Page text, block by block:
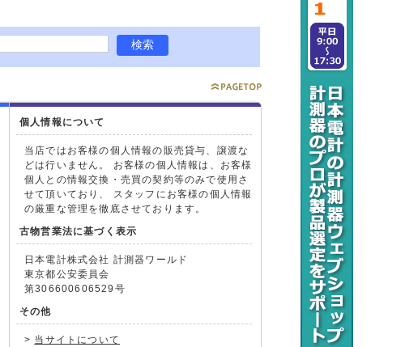
個人情報について
当店ではお客様の個人情報の販売貸与、譲渡な
どは行いません。 お客様の個人情報は、お客様
個人との情報交換・売買の契約等のみで使用さ
せて頂いており、 スタッフにお客様の個人情報
の厳重な管理を徹底させております。
古物営業法に基づく表示
日本電計株式会社 計測器ワールド
東京都公安委員会
第306600606529号
その他
> 当サイトについて